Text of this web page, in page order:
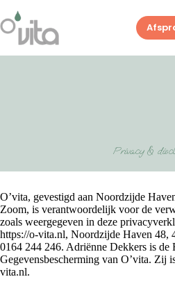
naar
de
inhoud
Privacy &
O’vita, gevestigd aan Noordzijde
Zoom, is verantwoordelijk voor de
zoals weergegeven in deze
https://o-vita.nl, Noordzijde Haven 48,
0164 244 246. Adriënne Dekkers is de
Gegevensbescherming van O’vita. Zij
vita.nl.